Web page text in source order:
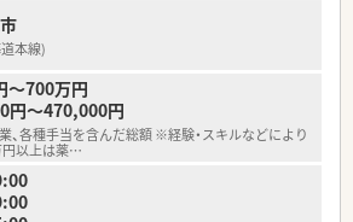
形態です。
て】
時間以内と少なめに抑えられており、ワーク
保てます。
日確保されており、週休2日制でしっかりと体
できます。
トも充実します。
本線)
～700万円
円～470,000円
、各種手当を含んだ総額 ※経験・スキルなどにより
以上は薬…